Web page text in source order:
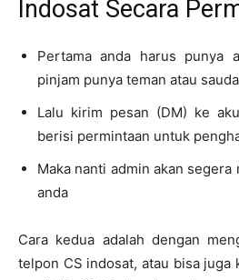
Indosat Secara
Pertama anda harus punya
pinjam punya teman atau
Lalu kirim pesan (DM) ke
berisi permintaan untuk
Maka nanti admin akan
anda
Cara kedua adalah dengan
telpon CS indosat, atau bisa juga